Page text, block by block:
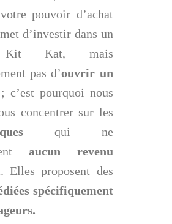
pouvoir d’achat
d’investir dans un
Kit Kat, mais
pas d’ouvrir un
; c’est pourquoi nous
concentrer sur les
qui ne
aucun revenu
. Elles proposent des
spécifiquement